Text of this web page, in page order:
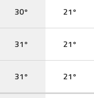
30° 21°
31° 21°
31° 21°